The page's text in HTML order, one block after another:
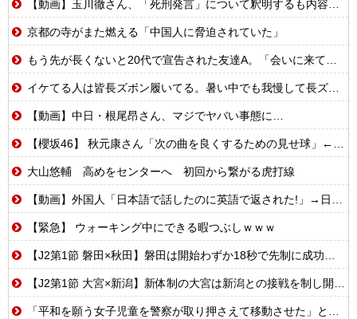
【動画】玉川徹さん、「死刑発言」について釈明するも内容がクソすぎて更に大炎上……
京都の寺がまた燃える「中国人に脅迫されていた」
もう先が長くないと20代で宣告された友達A。「会いに来てほしい」と言うので彼女の好きなもの沢山もっていったんだけど、なんとBが手渡した物は…
イケてる人は皆長ズボン履いてる。暑い中でも我慢して長ズボン履いてる。半ズボンはモテ無い。厳しいって
【動画】中日・根尾昂さん、マジでヤバい事態に…
【櫻坂46】 秋元康さん「次の曲を良くするための見せ球」←これ次...
大山悠輔 高めをセンターへ 初回から繋がる虎打線
【動画】外国人「日本語で話したのに英語で返された!」→日本人「まず発音を聞かせろ」
【緊急】 ウォーキング中にできる暇つぶしｗｗｗ
【J2第1節 磐田×秋田】磐田は開始わずか18秒で先制に成功するも追いつかれドロー 秋葉新体制の初白星はお預けに
【J2第1節 大宮×新潟】新体制の大宮は新潟との接戦を制し開幕白星スタート！自陣からのカウンターが決まり山本桜大が決勝ゴール
「平和を願う女子児童を警察が取り押さえて移動させた」と市民団体が告発、「児童……どこ？」とガチで困惑する人が続出